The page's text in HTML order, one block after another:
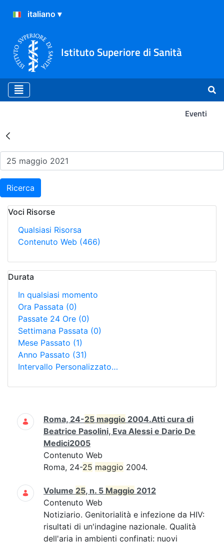
Istituto Superiore di Sanità
Eventi
Risultati della Ricerca -
Ricerca
Voci Risorse
Qualsiasi Risorsa
Contenuto Web (466)
Durata
In qualsiasi momento
Ora Passata (0)
Passate 24 Ore (0)
Settimana Passata (0)
Mese Passato (1)
Anno Passato (31)
Intervallo Personalizzato…
Ricerca
Roma, 24-25 maggio 2004.Atti cura di
Beatrice Pasolini, Eva Alessi e Dario De
Medici2005
Contenuto Web
Roma, 24-25 maggio 2004.
Volume 25, n. 5 Maggio 2012
Contenuto Web
Notiziario. Genitorialità e infezione da HIV:
risultati di un'indagine nazionale. Qualità
dell'aria in ambienti confinati: nuovi